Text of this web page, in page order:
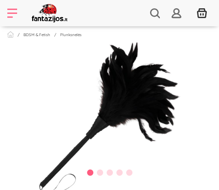
BDSM & Fetish Plunksnelės